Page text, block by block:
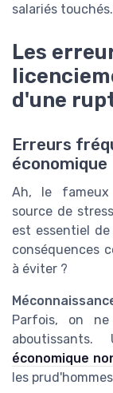
salariés touchés.
Les
d'une
Erreurs
économique
Ah, le fameux
source de
est essentiel
conséquences
à éviter ?
Parfois, on
économique
les